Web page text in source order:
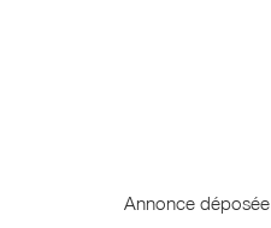
Annonce déposée